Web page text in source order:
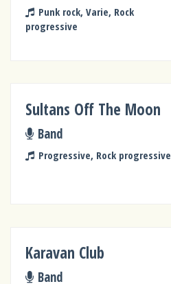
Punk rock, Varie, Rock
progressive
Sultans Off The Moon
Band
Progressive, Rock progressive
Karavan Club
Band